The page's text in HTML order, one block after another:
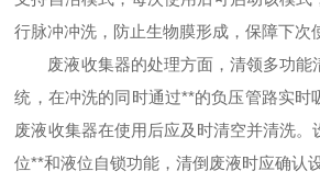
行脉冲冲洗，防止生物膜形成，保障下次
废液收集器的处理方面，清领多功能
统，在冲洗的同时通过**的负压管路实时
废液收集器在使用后应及时清空并清洗。
位**和液位自锁功能，清倒废液时应确认